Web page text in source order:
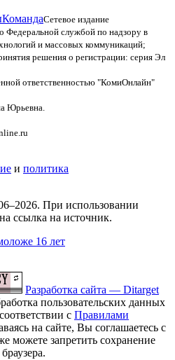
КомандаСетевое издание
Федеральной службой по надзору в
и массовых коммуникаций;
решения о регистрации: серия Эл
ответственностью "КомиОнлайн"
Юрьевна.
и политика
При использовании
ссылка на источник.
16 лет
Разработка сайта — Ditarget
пользовательских данных
с Правилами
на сайте, Вы соглашаетесь с
можете запретить сохранение